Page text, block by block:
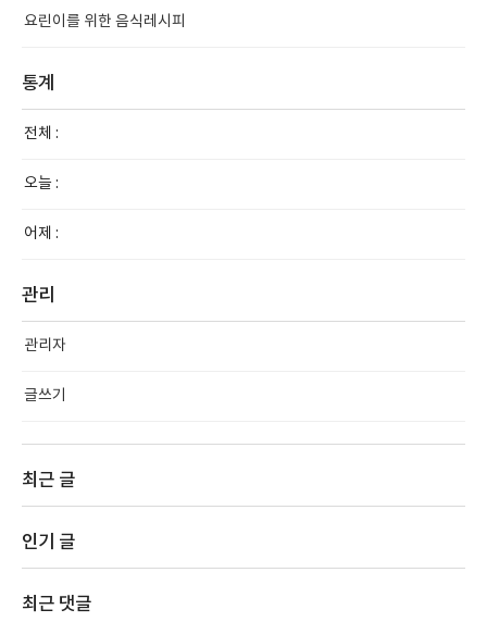
요린이를 위한 음식레시피
통계
전체 :
오늘 :
어제 :
관리
관리자
글쓰기
최근 글
인기 글
최근 댓글